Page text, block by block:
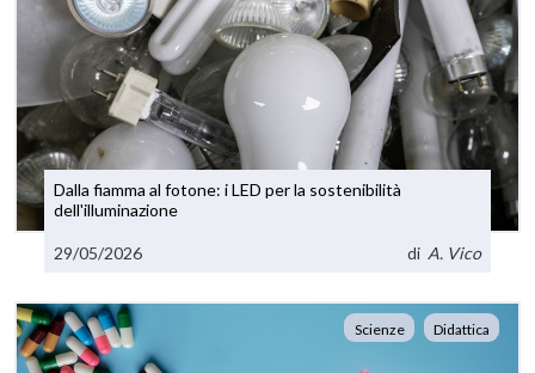
Dalla fiamma al fotone: i LED per la sostenibilità
dell'illuminazione
29/05/2026 di A. Vico
Scienze Didattica